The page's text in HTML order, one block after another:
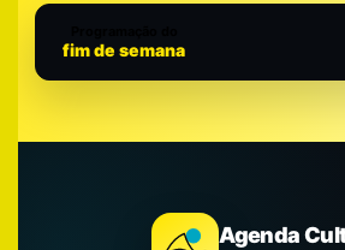
fim de semana
Agenda